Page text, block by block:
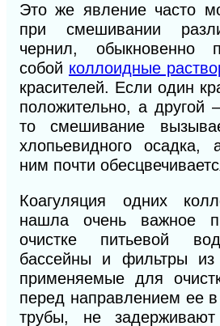
Это же явление часто
при смешивании
чернил, обыкновенно
собой коллоидные
красителей. Если один
положительно, а другой
то смешивание
хлопьевидного осадка,
ним почти
Коагуляция одних
нашла очень важное
очистке питьевой
бассейны и фильтры из
применяемые для
перед направлением ее
трубы, не задерживают